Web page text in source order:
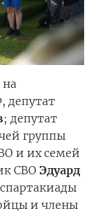
депутат
; депутат
группы
и их семей
СВО Эдуард
и члены